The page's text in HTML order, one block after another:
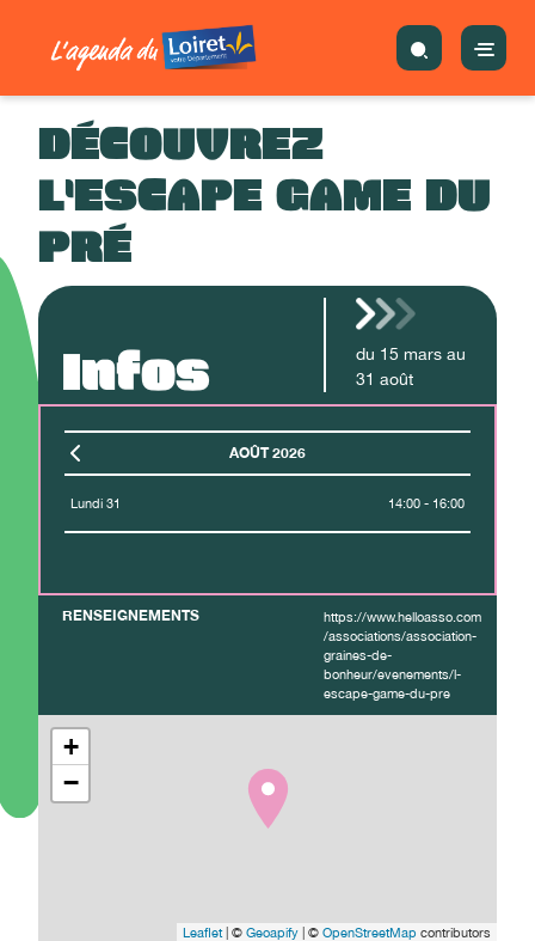
DÉCOUVREZ
L'ESCAPE GAME DU
PRÉ
Infos du 15 mars au
31 août
AOÛT 2026
Lundi 31 14:00 - 16:00
RENSEIGNEMENTS
https://www.helloasso.com
/associations/association-
graines-de-
bonheur/evenements/l-
escape-game-du-pre
+
−
Leaflet| © Geoapify | © OpenStreetMap contributors